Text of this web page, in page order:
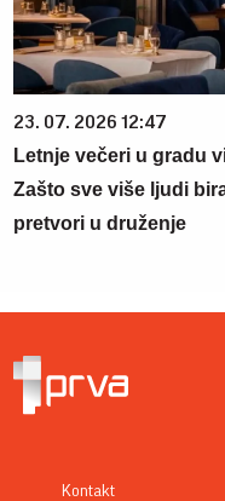
23. 07. 2026 12:47
Letnje večeri u gradu
Zašto sve više ljudi
pretvori u druženje
Kontakt